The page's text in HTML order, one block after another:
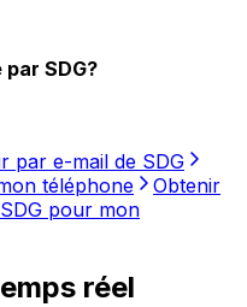
SDG?
par e-mail de SDG
téléphone
Obtenir
pour mon
réel